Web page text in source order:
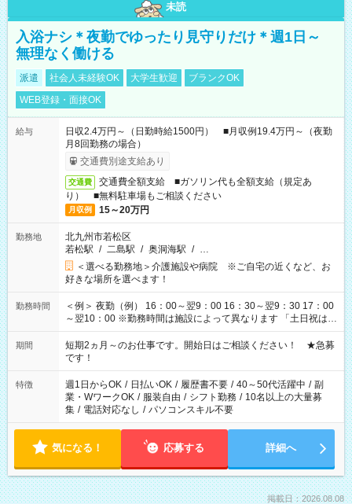
未読
入浴ナシ＊夜勤でゆったり見守りだけ＊週1日～
無理なく働ける
派遣 社会人未経験OK 大学生歓迎
ブランクOK
WEB登録・面接OK
給与
日収2.4万円～（日勤時給1500円） ■月収例19.4万円～（夜勤
月8回勤務の場合）
交通費別途支給あり
交通費
交通費全額支給 ■ガソリン代も全額支給（規定あ
り） ■無料駐車場もご相談ください
月収例 15～20万円
勤務地
北九州市若松区
若松駅 / 二島駅 / 奥洞海駅 / …
＜選べる勤務地＞介護施設や病院 ※ご自宅の近くなど、お
好きな場所を選べます！
勤務時間
＜例＞ 夜勤（例） 16：00～翌9：00 16：30～翌9：30 17：00
～翌10：00 ※勤務時間は施設によって異なります 「土日祝は休
みたい」 「しっかり稼ぎたい」 「もう少し遅い時間から始めた
い」など ご希望にあったお仕事をご案内いたします。 ※未経験
の方の場合は1～2ヶ月間は日中での仕事を経験いただき、 お
仕事に慣れてからの夜勤になります。 ★家庭の都合でお休みが
必要な場合も遠慮なくご相談ください。
期間
短期2ヵ月～のお仕事です。開始日はご相談ください！ ★急募
です！
特徴 週1日からOK / 日払いOK / 履歴書不要 / 40～50代活躍中 / 副
業・WワークOK / 服装自由 / シフト勤務 / 10名以上の大量募
集 / 電話対応なし / パソコンスキル不要
気になる！ 応募する 詳細へ
掲載日：2026.08.08